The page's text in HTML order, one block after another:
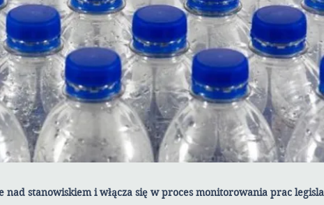
nad stanowiskiem i włącza się w proces monitorowania prac